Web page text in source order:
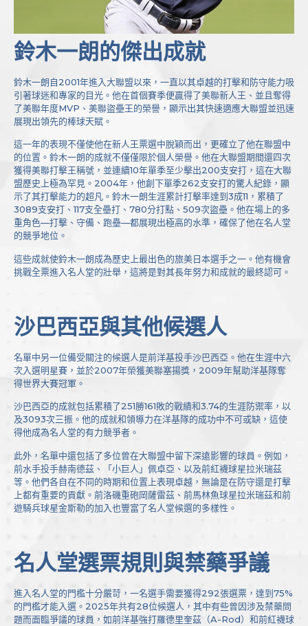
鈴木一朗的傑出成就
鈴木一朗自2001年進入大聯盟以來，一直以其卓越的打擊和防守能力吸
引著球迷和專家的目光。他在首個賽季便贏得了美聯新人王、並且奪得
了美聯年度MVP、美聯盜壘王的榮譽，顯示出其快速適應大聯盟並迅速
展現出領先的棒球天賦。
這一年的表現不僅使他在新人王票選中脫穎而出，更確立了他在聯盟中
的位置。鈴木一朗的成就不僅僅限於個人榮譽。他在大聯盟期間還四次
獲得美聯打擊王稱號，並連續10年單季至少擊出200支安打，這在大聯
盟歷史上極為罕見。2004年，他創下單季262支安打的驚人紀錄，顯
示了其打擊能力的超凡。鈴木一朗生涯累計打擊率達到3成11，累積了
3089支安打、117支全壘打、780分打點、509次盜壘。他在場上的多
重角色—打擊、守備、跑壘—都展現出極高的水準，確保了他在名人堂
的競爭地位。
這些成就使鈴木一朗成為歷史上最出色的旅美日本選手之一。他有機會
挑戰全票進入名人堂的壯舉，這將是對其長年努力和成就的最終認可。
沙巴西亞與其他候選人
名單中另一位備受關注的候選人是前洋基投手沙巴西亞。他在生涯中六
次入選明星賽，並於2007年榮獲美聯塞揚獎，2009年幫助洋基隊奪
得世界大賽冠軍。
沙巴西亞的成就包括累積了251勝161敗的戰績和3.74的生涯防禦率，以
及3093次三振。他的成就和領導力在洋基隊的成功中不可或缺，這使
得他成為名人堂的有力競爭者。
此外，名單中還包括了多位曾在大聯盟中留下深遠影響的球員。例如，
前水手投手赫南德茲、「小巨人」佩卓亞、以及前紅襪球星拉米瑞茲
等。他們各自在不同的時期和位置上表現卓越，無論是在防守還是打擊
上都有重要的貢獻。前洛磯重砲岡薩雷茲、前馬林魚球星拉米瑞茲和前
遊騎兵球星金斯勒的加入也豐富了名人堂候選的多樣性。
名人堂選票規則與禁藥爭議
進入名人堂的門檻十分嚴苛，一名選手需要獲得292張選票，達到75%
的門檻才能入選。2025年共有28位候選人，其中有些曾因涉及禁藥問
題而面臨爭議的球員，如前洋基強打羅德里奎茲（A-Rod）和前紅襪球